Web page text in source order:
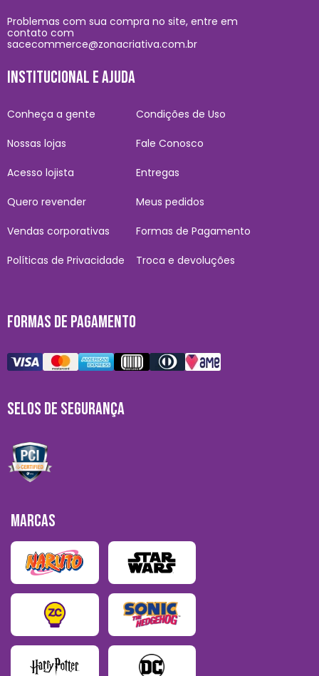
Problemas com sua compra no site, entre em
contato com
sacecommerce@zonacriativa.com.br
INSTITUCIONAL E AJUDA
Conheça a gente
Nossas lojas
Acesso lojista
Quero revender
Vendas corporativas
Políticas de Privacidade
Condições de Uso
Fale Conosco
Entregas
Meus pedidos
Formas de Pagamento
Troca e devoluções
FORMAS DE PAGAMENTO
SELOS DE SEGURANÇA
MARCAS